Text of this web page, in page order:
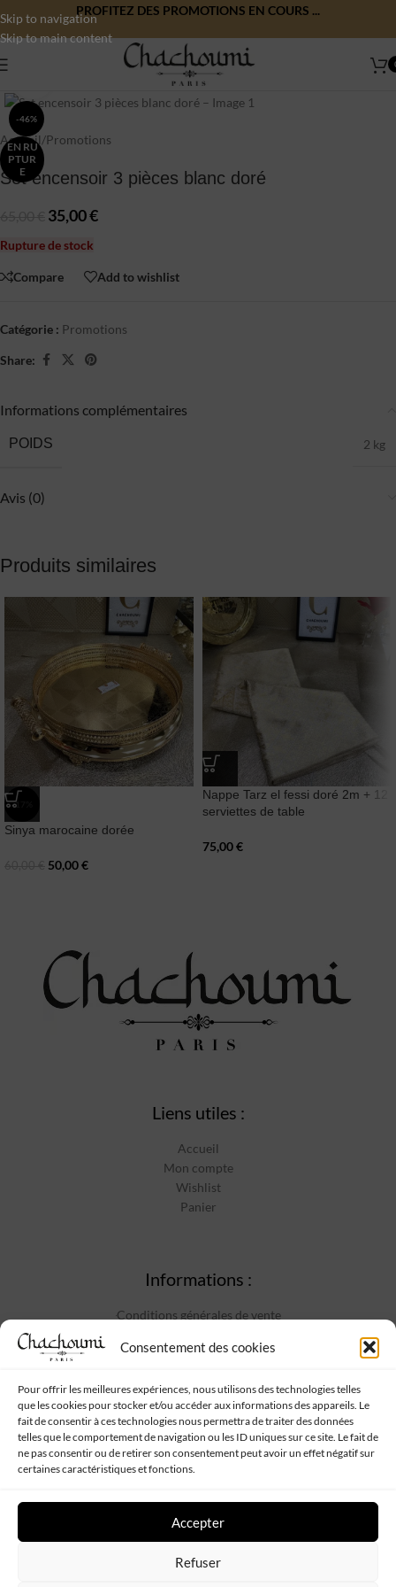
Consentement des cookies
Pour offrir les meilleures expériences, nous utilisons des technologies telles
que les cookies pour stocker et/ou accéder aux informations des appareils. Le
fait de consentir à ces technologies nous permettra de traiter des données
telles que le comportement de navigation ou les ID uniques sur ce site. Le fait de
ne pas consentir ou de retirer son consentement peut avoir un effet négatif sur
certaines caractéristiques et fonctions.
Accepter
Refuser
Skip to navigation
Skip to main content
PROFITEZ DES PROMOTIONS EN COURS ...
-46%
EN RU
PTUR
E
Accueil/Promotions
Set encensoir 3 pièces blanc doré
35,00€
Rupture de stock
Compare Add to wishlist
Catégorie : Promotions
Share:
Informations complémentaires
POIDS 2 kg
Avis (0)
Produits similaires
-17%
Sinya marocaine dorée
50,00€
Nappe Tarz el fessi doré 2m + 12
serviettes de table
75,00€
Liens utiles :
Accueil
Mon compte
Wishlist
Panier
Informations :
Conditions générales de vente
Politique de confidentialité
Suivez-nous :